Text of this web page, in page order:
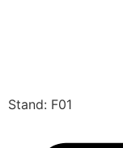
Stand: F01